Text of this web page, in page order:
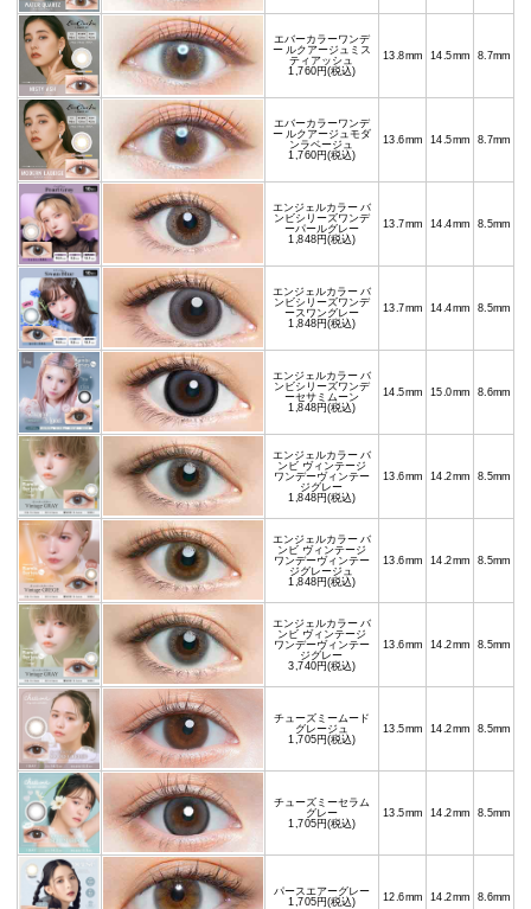
エバーカラーワンデ
ー ルクアージュミス
ティアッシュ
1,760円(税込)
13.8mm 14.5mm 8.7mm
エバーカラーワンデ
ー ルクアージュモダ
ンラベージュ
1,760円(税込)
13.6mm 14.5mm 8.7mm
エンジェルカラー バ
ンビシリーズワンデ
ーパールグレー
1,848円(税込)
13.7mm 14.4mm 8.5mm
エンジェルカラー バ
ンビシリーズワンデ
ースワングレー
1,848円(税込)
13.7mm 14.4mm 8.5mm
エンジェルカラー バ
ンビシリーズワンデ
ーセサミムーン
1,848円(税込)
14.5mm 15.0mm 8.6mm
エンジェルカラー バ
ンビ ヴィンテージ
ワンデーヴィンテー
ジグレー
1,848円(税込)
13.6mm 14.2mm 8.5mm
エンジェルカラー バ
ンビ ヴィンテージ
ワンデーヴィンテー
ジグレージュ
1,848円(税込)
13.6mm 14.2mm 8.5mm
エンジェルカラー バ
ンビ ヴィンテージ
ワンデーヴィンテー
ジグレー
3,740円(税込)
13.6mm 14.2mm 8.5mm
チューズミームード
グレージュ
1,705円(税込)
13.5mm 14.2mm 8.5mm
チューズミーセラム
グレー
1,705円(税込)
13.5mm 14.2mm 8.5mm
パースエアーグレー
1,705円(税込)
12.6mm 14.2mm 8.6mm